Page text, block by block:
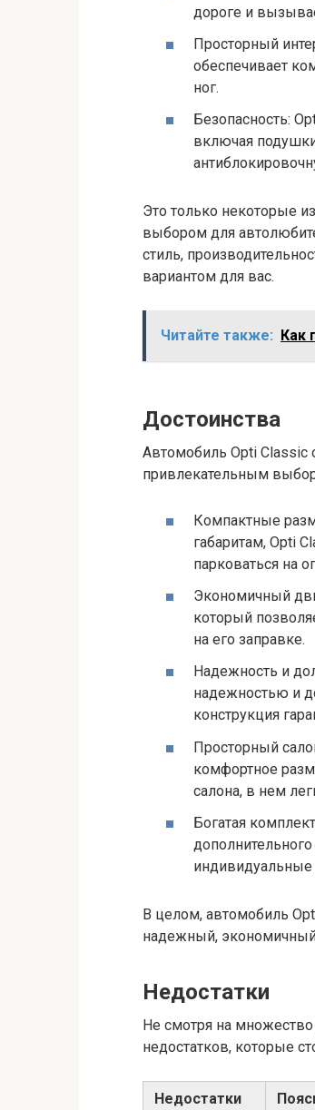
дороге и
Просторный
обеспечивает
ног.
Безопасность:
включая подушки
Это только некоторые
выбором для
стиль,
вариантом для вас.
Читайте также: Как
Достоинства
Автомобиль Opti Classic
привлекательным
Компактные
габаритам, Opti
парковаться на
Экономичный
который
на его заправке.
Надежность и
надежностью и
конструкция
Просторный
комфортное
салона, в нем
Богатая
индивидуальные
В целом, автомобиль
надежный,
Недостатки
Не смотря на множество
недостатков, которые
Недостатки